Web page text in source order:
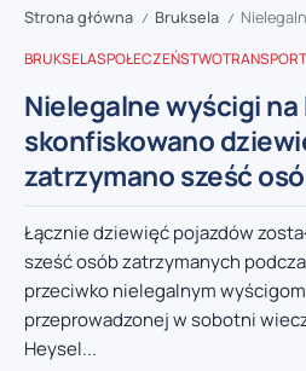
Strona główna / Bruksela / Nielegalne wyścigi
BRUKSELASPOŁECZEŃSTWOTRANSPORT
Nielegalne wyścigi na
skonfiskowano
zatrzymano sześć
Łącznie dziewięć pojazdów
sześć osób zatrzymanych
przeciwko nielegalnym
przeprowadzonej w sobotni
Heysel...